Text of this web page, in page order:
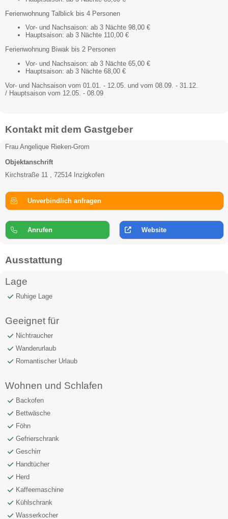
Ferienwohnung Talblick bis 4 Personen
Vor- und Nachsaison: ab 3 Nächte 98,00 €
Hauptsaison: ab 3 Nächte 110,00 €
Ferienwohnung Biwak bis 2 Personen
Vor- und Nachsaison: ab 3 Nächte 65,00 €
Hauptsaison: ab 3 Nächte 68,00 €
Vor- und Nachsaison vom 01.01. - 12.05. und vom 08.09. - 31.12.
/ Hauptsaison vom 12.05. - 08.09
Kontakt mit dem Gastgeber
Frau Angelique Rieken-Grom
Objektanschrift
Kirchstraße 11 , 72514 Inzigkofen
Unverbindlich anfragen
Anrufen Website
Ausstattung
Lage
Ruhige Lage
Geeignet für
Nichtraucher
Wanderurlaub
Romantischer Urlaub
Wohnen und Schlafen
Backofen
Bettwäsche
Föhn
Gefrierschrank
Geschirr
Handtücher
Herd
Kaffeemaschine
Kühlschrank
Wasserkocher